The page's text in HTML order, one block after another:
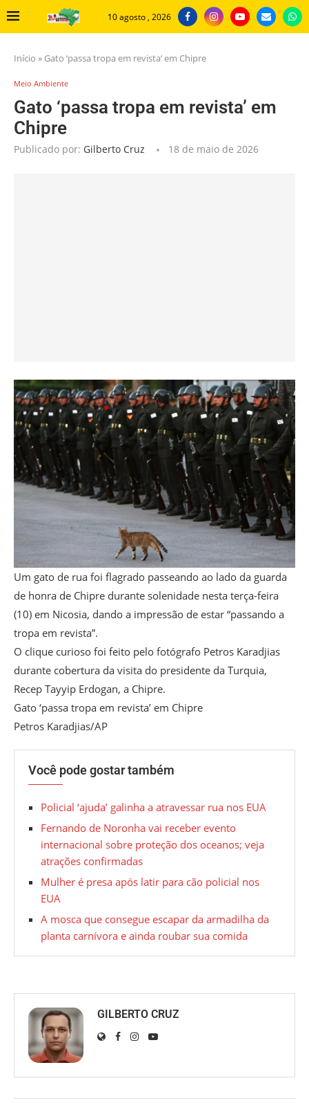
10 agosto , 2026
Início » Gato ‘passa tropa em revista’ em Chipre
Meio Ambiente
Gato ‘passa tropa em revista’ em
Chipre
Publicado por: Gilberto Cruz 18 de maio de 2026
Um gato de rua foi flagrado passeando ao lado da guarda
de honra de Chipre durante solenidade nesta terça-feira
(10) em Nicosia, dando a impressão de estar “passando a
tropa em revista”.
O clique curioso foi feito pelo fotógrafo Petros Karadjias
durante cobertura da visita do presidente da Turquia,
Recep Tayyip Erdogan, a Chipre.
Gato ‘passa tropa em revista’ em Chipre
Petros Karadjias/AP
Você pode gostar também
Policial ‘ajuda’ galinha a atravessar rua nos EUA
Fernando de Noronha vai receber evento
internacional sobre proteção dos oceanos; veja
atrações confirmadas
Mulher é presa após latir para cão policial nos
EUA
A mosca que consegue escapar da armadilha da
planta carnívora e ainda roubar sua comida
GILBERTO CRUZ